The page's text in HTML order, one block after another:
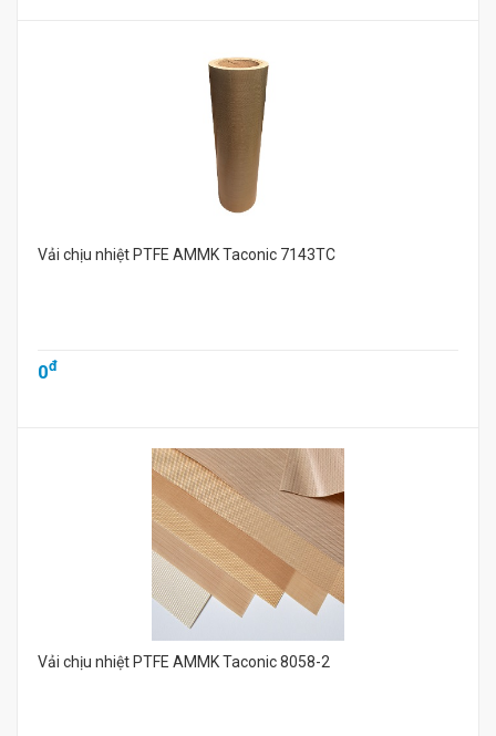
Vải chịu nhiệt PTFE AMMK Taconic 7143TC
0đ
Vải chịu nhiệt PTFE AMMK Taconic 8058-2